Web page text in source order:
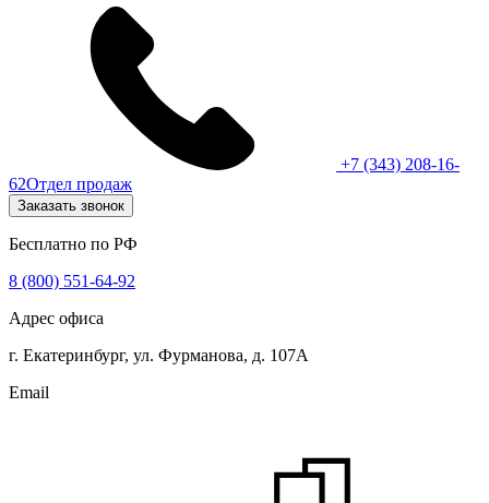
+7 (343) 208-16-
62Отдел продаж
Заказать звонок
Бесплатно по РФ
8 (800) 551-64-92
Адрес офиса
г. Екатеринбург, ул. Фурманова, д. 107А
Email